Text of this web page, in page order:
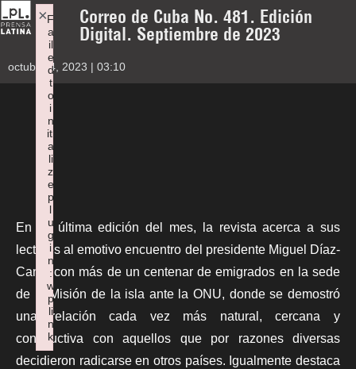
Correo de Cuba No. 481. Edición
Digital. Septiembre de 2023
octubre 4, 2023 | 03:10
En su última edición del mes, la revista acerca a sus
lectores al emotivo encuentro del presidente Miguel Díaz-
Canel con más de un centenar de emigrados en la sede
de la Misión de la isla ante la ONU, donde se demostró
una relación cada vez más natural, cercana y
constructiva con aquellos que por razones diversas
decidieron radicarse en otros países. Igualmente destaca
F
a
il
e
d
t
o
i
n
iti
a
li
z
e
p
l
u
g
i
n
:
w
p
li
n
k
×
Failed to initialize plugin: wplink